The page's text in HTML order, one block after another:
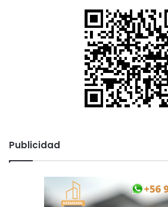
Publicidad